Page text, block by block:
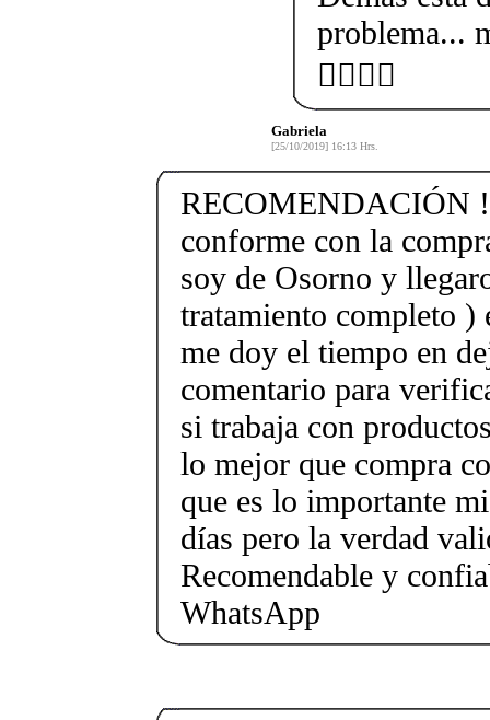
problema...
👍🏻💃🏻
Gabriela
[25/10/2019] 16:13 Hrs.
RECOMENDACIÓN
conforme con la
soy de Osorno y
tratamiento completo )
me doy el tiempo en
comentario para
si trabaja con
lo mejor que compra
que es lo importante
días pero la verdad
Recomendable y
WhatsApp